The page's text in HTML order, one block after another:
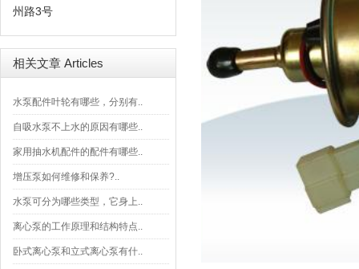
州路3号
相关文章 Articles
水泵配件叶轮有哪些，分别有..
自吸水泵不上水的原因有哪些..
家用抽水机配件的配件有哪些..
增压泵如何维修和保养?..
水泵可分为哪些类型，它身上..
离心泵的工作原理和结构特点..
卧式离心泵和立式离心泵有什..